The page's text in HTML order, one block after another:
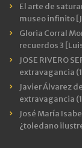
El arte de
museo infinito
Gloria Corral
recuerdos 3
JOSE RIVERO
extravagancia
Javier Álvarez
extravagancia
José María
¿toledano